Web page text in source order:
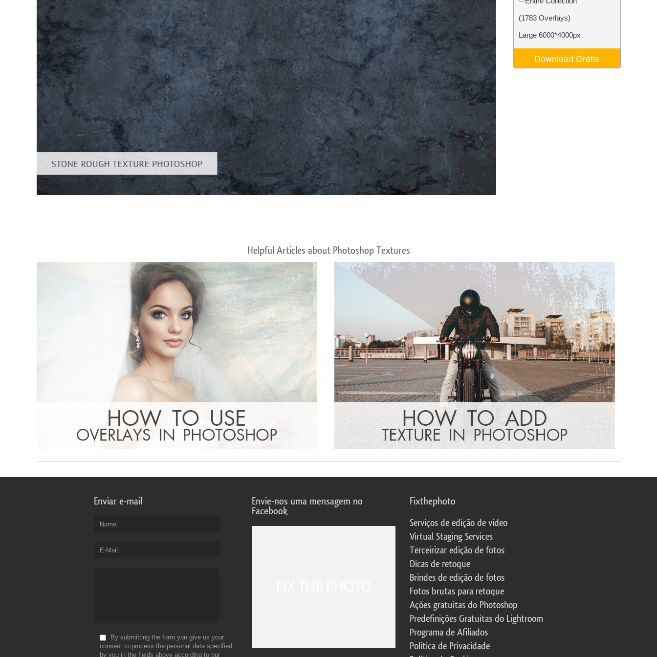
Serviços de retoque de produtos Serviços de retoque de joias Dados de Treinamento de IA
(1783 Overlays)
Large 6000*4000px
Download Grátis
Helpful Articles about Photoshop Textures
Enviar e-mail
Nome
E-Mail
By submitting the form you give us your
consent to process the personal data specified
by you in the fields above according to our
Envie-nos uma mensagem no
Facebook
Fixthephoto
Serviços de edição de vídeo
Virtual Staging Services
Terceirizar edição de fotos
Dicas de retoque
Brindes de edição de fotos
Fotos brutas para retoque
Ações gratuitas do Photoshop
Predefinições Gratuitas do Lightroom
Programa de Afiliados
Política de Privacidade